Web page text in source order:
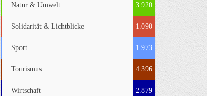
Natur & Umwelt 3.920
Solidarität & Lichtblicke 1.090
Sport 1.973
Tourismus 4.396
Wirtschaft 2.879